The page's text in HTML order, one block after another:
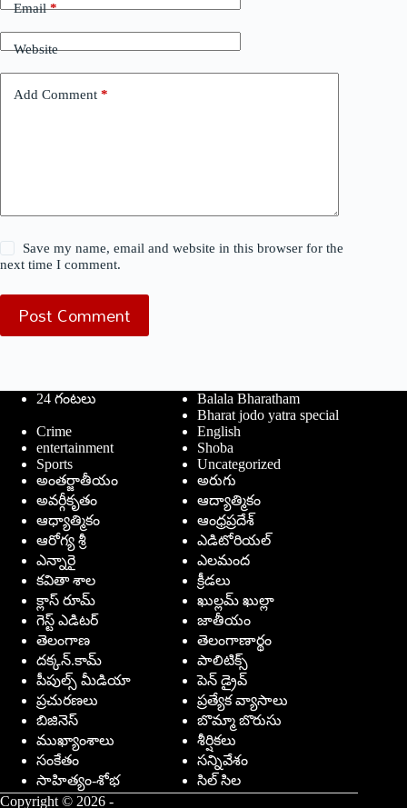
Email*
Website
Add Comment *
Save my name, email and website in this browser for the
next time I comment.
Post Comment
24 గంటలు
Balala Bharatham
Bharat jodo yatra special
Crime
English
entertainment
Shoba
Sports
Uncategorized
అంతర్జాతీయం
అరుగు
అవర్గీకృతం
ఆద్యాత్మికం
ఆధ్యాత్మికం
ఆంధ్రప్రదేశ్
ఆరోగ్య శ్రీ
ఎడిటోరియల్
ఎన్నారై
ఎలమంద
కవితా శాల
క్రీడలు
క్లాస్ రూమ్
ఖుల్లమ్ ఖుల్లా
గెస్ట్ ఎడిటర్
జాతీయం
తెలంగాణ
తెలంగాణార్థం
దక్కన్.కామ్
పాలిటిక్స్
పీపుల్స్ ‌మీడియా
పెన్ డ్రైవ్
ప్రచురణలు
ప్రత్యేక వ్యాసాలు
బిజినెస్
బొమ్మా బొరుసు
ముఖ్యాంశాలు
శీర్షికలు
సంకేతం
సన్నివేశం
సాహిత్యం-శోభ
సిల్ సిల
Copyright © 2026 -